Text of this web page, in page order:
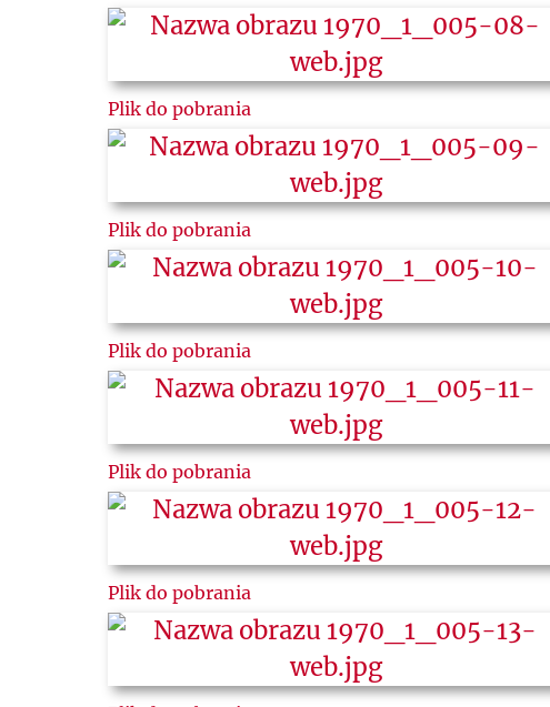
Plik do pobrania
Plik do pobrania
Plik do pobrania
Plik do pobrania
Plik do pobrania